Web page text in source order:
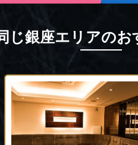
じ銀座エリアのお